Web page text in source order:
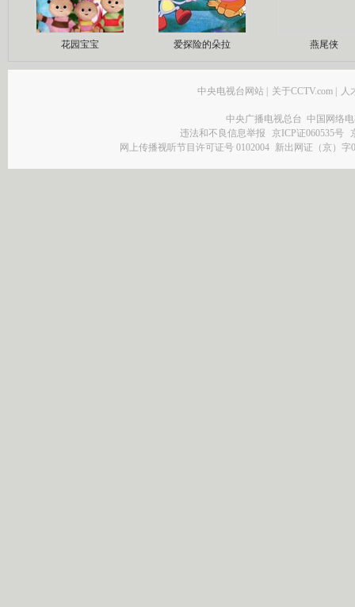
花园宝宝 爱探险的朵拉 燕尾侠
中央电视台网站 | 关于CCTV.com | 人
中央广播电视总台 中国网络
违法和不良信息举报
京ICP证060535号
网上传播视听节目许可证号 0102004 新出网证（京）